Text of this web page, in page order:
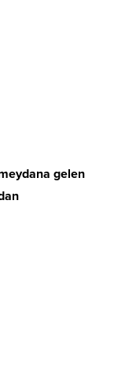
gelen